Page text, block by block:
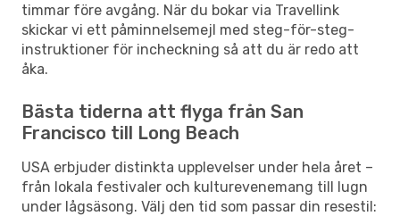
timmar före avgång. När du bokar via Travellink
skickar vi ett påminnelsemejl med steg-för-steg-
instruktioner för incheckning så att du är redo att
åka.
Bästa tiderna att flyga från San
Francisco till Long Beach
USA erbjuder distinkta upplevelser under hela året –
från lokala festivaler och kulturevenemang till lugn
under lågsäsong. Välj den tid som passar din resestil: